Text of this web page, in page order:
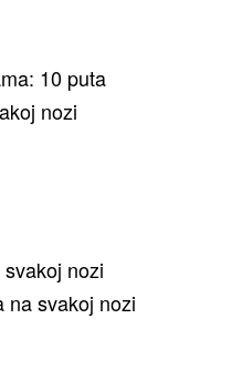
10 puta
nozi
svakoj nozi
na svakoj nozi